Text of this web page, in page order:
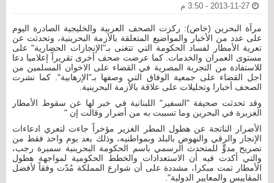
مرآة البحرين (خاص): ركزت الصحف العربية والخليجية الصادرة اليوم
على عدد من الأخبار والمواضيع المتعلقة بالأزمة البحرينية، وتحدثت عن
تعرية الأمطار لفساد الحكومة التي تتغنى بـ"الإنجازات الحضارية" على
مستوى العمران والخدمات. كما عرضت صحف أخرى تقريراً إعلاميا دعا
للاستفادة من التجربة المصرية في القضاء على الاخوان المسلمين من
اجل القضاء على جمعية الوفاق التي وصفها بـ"الإرهابية". كما نشرت
الصحف أخبارا وتحليلات على علاقة بالأزمة البحرينية.
وقد تحدثت صحيفة "السفير" اللبنانية في خبر لها عن سقوط الأمطار
الغزيرة في البحرين وما تسببت به من أضرار وقالت إن "
الأضرار الناتجة عن هطول المطر الغزير مؤخراً جاءت لتعري ادعاءات
الإنجاز والرقي والنهوض بالبلد وبمواطنيه، وذلك بعد يوم واحد فقط من
تصريح مدوٍّ للمتحدث الرسمي باسم الحكومة البحرينية سميرة رجب،
والتي أكدت فيه أن الاستعدادات والخطط الحكومية لمواجهة هطول
الأمطار تمت مبكرا، مشددة على أن شوارع المملكة مُدّت وفقاً لأفضل
المقاييس والمعايير الدولية".